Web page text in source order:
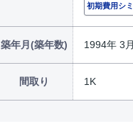
初期費用シ
築年月(築年数) 1994年 3
間取り 1K